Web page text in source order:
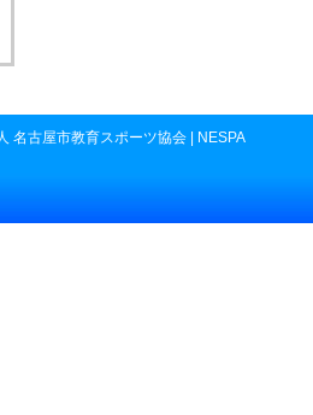
名古屋市教育スポーツ協会 | NESPA